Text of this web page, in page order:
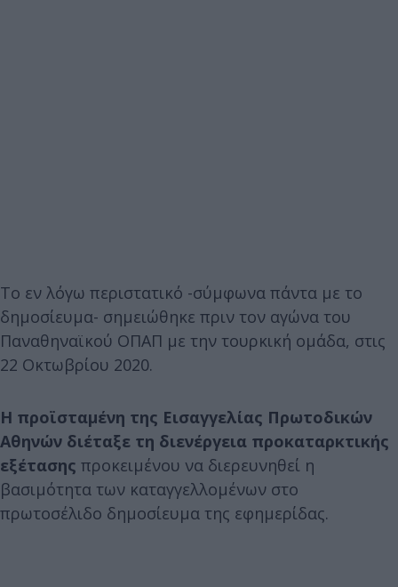
Το εν λόγω περιστατικό -σύμφωνα πάντα με το
δημοσίευμα- σημειώθηκε πριν τον αγώνα του
Παναθηναϊκού ΟΠΑΠ με την τουρκική ομάδα, στις
22 Οκτωβρίου 2020.
Η προϊσταμένη της Εισαγγελίας Πρωτοδικών
Αθηνών διέταξε τη διενέργεια προκαταρκτικής
εξέτασης προκειμένου να διερευνηθεί η
βασιμότητα των καταγγελλομένων στο
πρωτοσέλιδο δημοσίευμα της εφημερίδας.